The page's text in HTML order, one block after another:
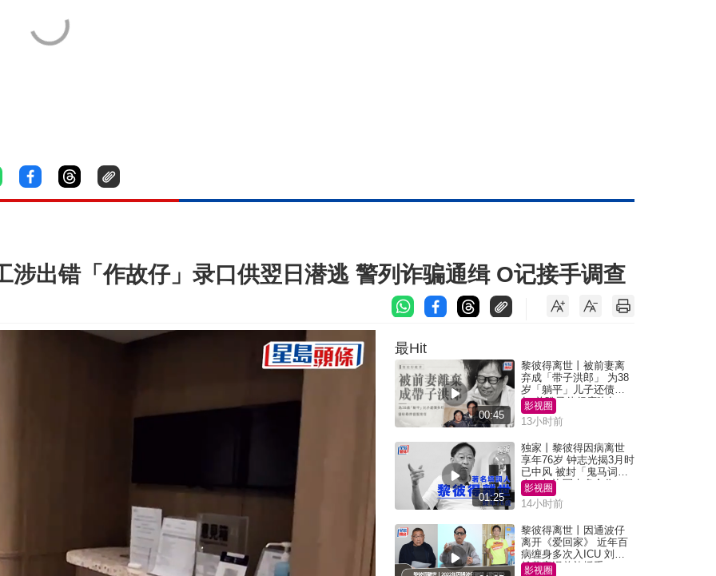
涉出错「作故仔」录口供翌日潜逃 警列诈骗通缉 O记接手调查
最Hit
00:45
黎彼得离世丨被前妻离
弃成「带子洪郎」 为38
岁「躺平」儿子还债多
年 曾盼寻伴侣度晚年
影视圈
13小时前
01:25
独家丨黎彼得因病离世
享年76岁 钟志光揭3月时
已中风 被封「鬼马词
人」与许冠杰多合作
影视圈
14小时前
黎彼得离世丨因通波仔
离开《爱回家》 近年百
病缠身多次入ICU 刘銮
雄黄宗泽曾施援手
影视圈